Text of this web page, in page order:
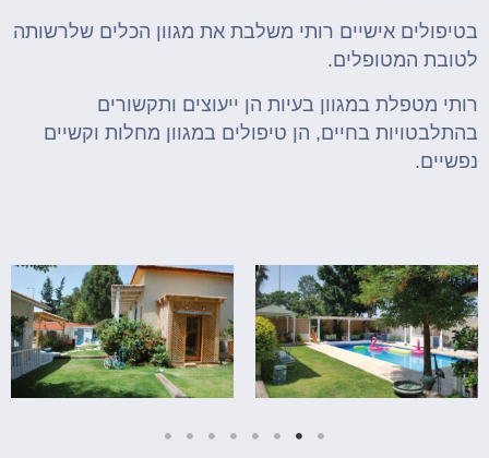
בטיפולים אישיים רותי משלבת את מגוון הכלים שלרשותה
לטובת המטופלים.
רותי מטפלת במגוון בעיות הן ייעוצים ותקשורים
בהתלבטויות בחיים, הן טיפולים במגוון מחלות וקשיים
נפשיים.